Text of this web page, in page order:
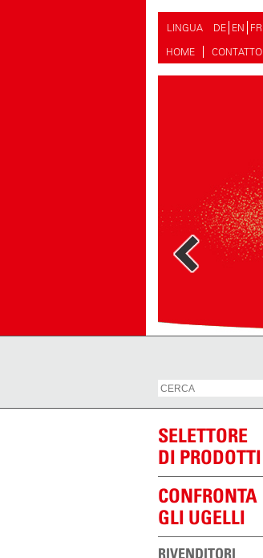
LINGUA DE EN FR
HOME
CONTATTO
SELETTORE
DI PRODOTTI
CONFRONTA
GLI UGELLI
RIVENDITORI